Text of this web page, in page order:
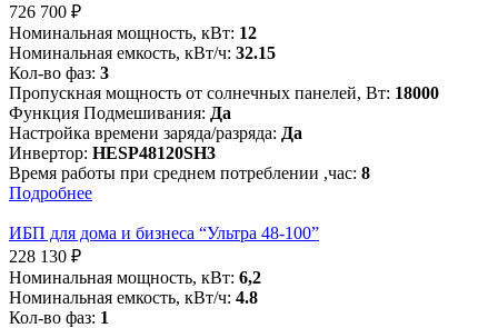
726 700 ₽
Номинальная мощность, кВт: 12
Номинальная емкость, кВт/ч: 32.15
Кол-во фаз: 3
Пропускная мощность от солнечных панелей, Вт: 18000
Функция Подмешивания: Да
Настройка времени заряда/разряда: Да
Инвертор: HESP48120SH3
Время работы при среднем потреблении ,час: 8
Подробнее
ИБП для дома и бизнеса “Ультра 48-100”
228 130 ₽
Номинальная мощность, кВт: 6,2
Номинальная емкость, кВт/ч: 4.8
Кол-во фаз: 1